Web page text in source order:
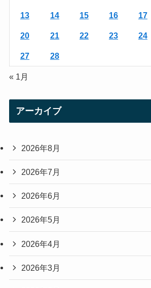
13 14 15 16 17
20 21 22 23 24
27 28
« 1月
アーカイブ
2026年8月
2026年7月
2026年6月
2026年5月
2026年4月
2026年3月